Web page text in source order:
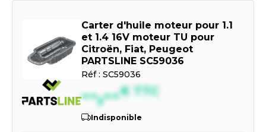
Carter d'huile moteur pour 1.1
et 1.4 16V moteur TU pour
Citroën, Fiat, Peugeot
PARTSLINE SC59036
Réf : SC59036
--,--€ TTC
Indisponible